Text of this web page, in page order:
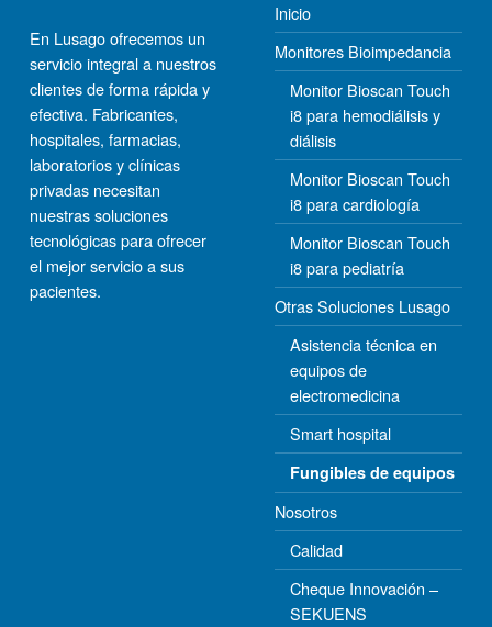
En Lusago ofrecemos un
servicio integral a nuestros
clientes de forma rápida y
efectiva. Fabricantes,
hospitales, farmacias,
laboratorios y clínicas
privadas necesitan
nuestras soluciones
tecnológicas para ofrecer
el mejor servicio a sus
pacientes.
Inicio
Monitores Bioimpedancia
Monitor Bioscan Touch
i8 para hemodiálisis y
diálisis
Monitor Bioscan Touch
i8 para cardiología
Monitor Bioscan Touch
i8 para pediatría
Otras Soluciones Lusago
Asistencia técnica en
equipos de
electromedicina
Smart hospital
Fungibles de equipos
Nosotros
Calidad
Cheque Innovación –
SEKUENS